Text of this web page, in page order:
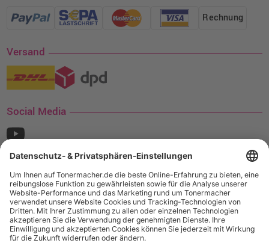
Rechnung
Versand
Social Media
¹ Nur gültig für den Versand innerhalb Deutschlands. Befindet sich ein Warenwert
von mindestens 35€ (inkl. Mwst.) an Ampertec Artikeln in Ihrem Warenkorb, ist der
Versand für Sie kostenfrei.